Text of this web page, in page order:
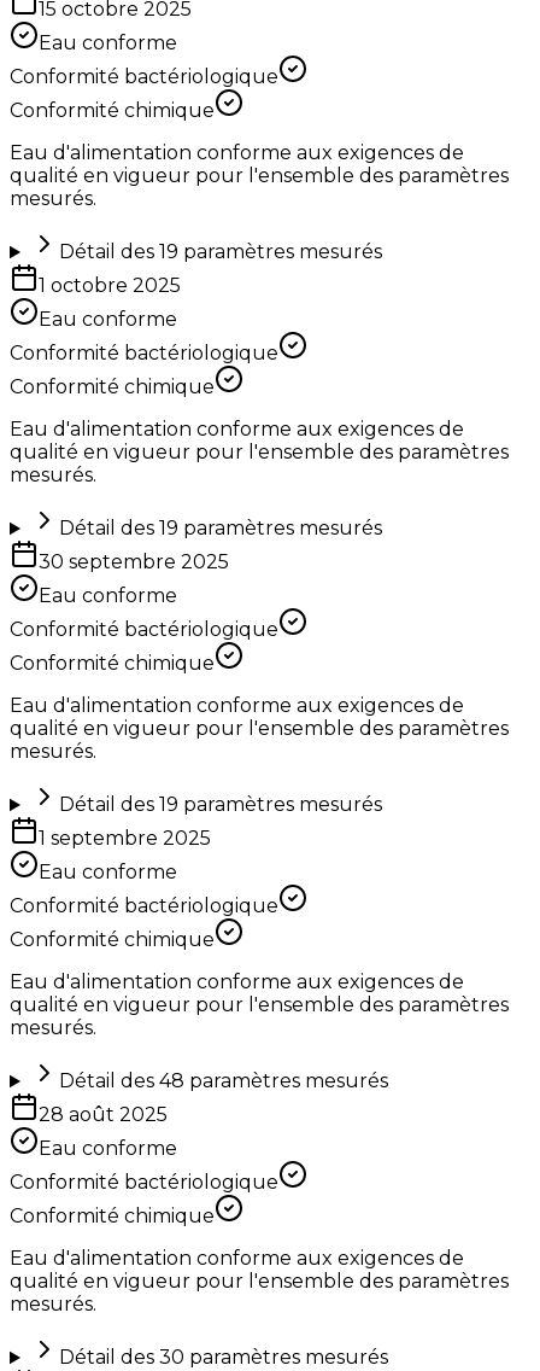
15 octobre 2025
Eau conforme
Conformité bactériologique
Conformité chimique
Eau d'alimentation conforme aux exigences de
qualité en vigueur pour l'ensemble des paramètres
mesurés.
Détail des 19 paramètres mesurés
1 octobre 2025
Eau conforme
Conformité bactériologique
Conformité chimique
Eau d'alimentation conforme aux exigences de
qualité en vigueur pour l'ensemble des paramètres
mesurés.
Détail des 19 paramètres mesurés
30 septembre 2025
Eau conforme
Conformité bactériologique
Conformité chimique
Eau d'alimentation conforme aux exigences de
qualité en vigueur pour l'ensemble des paramètres
mesurés.
Détail des 19 paramètres mesurés
1 septembre 2025
Eau conforme
Conformité bactériologique
Conformité chimique
Eau d'alimentation conforme aux exigences de
qualité en vigueur pour l'ensemble des paramètres
mesurés.
Détail des 48 paramètres mesurés
28 août 2025
Eau conforme
Conformité bactériologique
Conformité chimique
Eau d'alimentation conforme aux exigences de
qualité en vigueur pour l'ensemble des paramètres
mesurés.
Détail des 30 paramètres mesurés